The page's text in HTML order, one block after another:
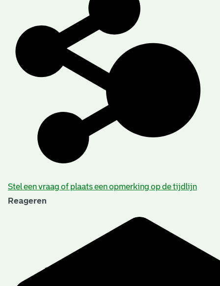
Stel een vraag of plaats een opmerking op de tijdlijn
Reageren